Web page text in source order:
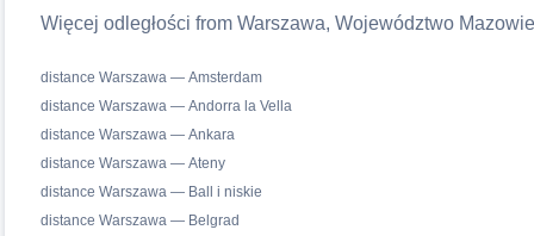
Więcej odległości from Warszawa, Województwo
distance Warszawa — Amsterdam
distance Warszawa — Andorra la Vella
distance Warszawa — Ankara
distance Warszawa — Ateny
distance Warszawa — Ball i niskie
distance Warszawa — Belgrad